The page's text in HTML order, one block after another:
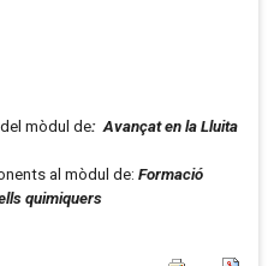
mòdul de: Avançat en la Lluita
al mòdul de: Formació
quimiquers